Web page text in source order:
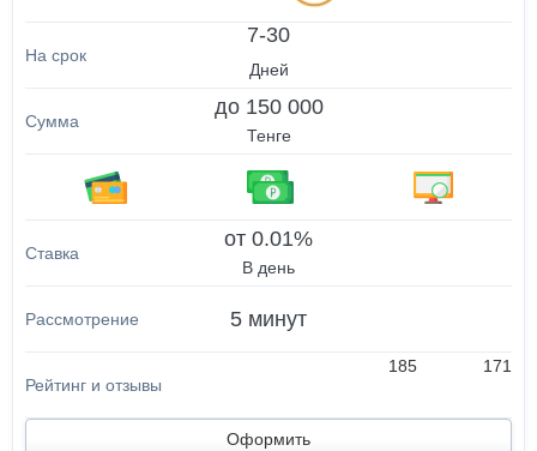
7-30
Дней
до 150 000
Тенге
от 0.01%
В день
5 минут
185 171
Оформить